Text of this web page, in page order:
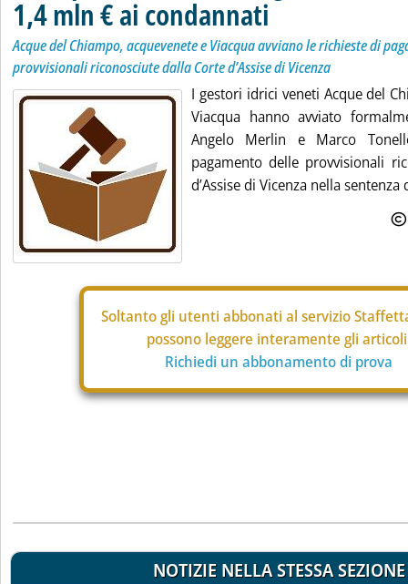
1,4 mln € ai condannati
Acque del Chiampo, acquevenete e Viacqua avviano le richieste di
provvisionali riconosciute dalla Corte d’Assise di Vicenza
I gestori idrici veneti Acque del
Viacqua hanno avviato
Angelo Merlin e Marco
pagamento delle provvisionali
d’Assise di Vicenza nella
Soltanto gli utenti abbonati al servizio
possono leggere interamente gli
Richiedi un abbonamento di prova
NOTIZIE NELLA STESSA SEZIONE